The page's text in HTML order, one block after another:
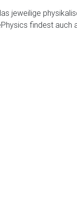
jeweilige
findest auch